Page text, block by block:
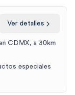
Ver detalles
CDMX, a 30km
especiales